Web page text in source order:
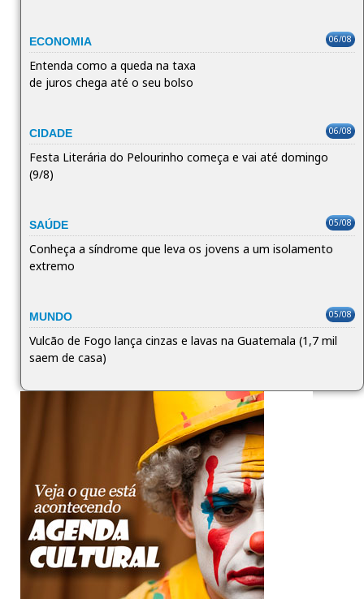
ECONOMIA 06/08
Entenda como a queda na taxa
de juros chega até o seu bolso
CIDADE 06/08
Festa Literária do Pelourinho começa e vai até domingo
(9/8)
SAÚDE 05/08
Conheça a síndrome que leva os jovens a um isolamento
extremo
MUNDO 05/08
Vulcão de Fogo lança cinzas e lavas na Guatemala (1,7 mil
saem de casa)